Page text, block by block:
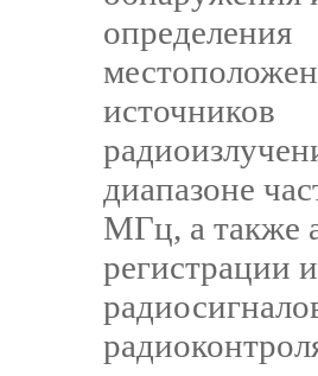
определения
источников
диапазоне
МГц, а также
регистрации